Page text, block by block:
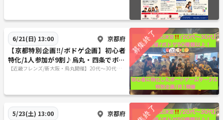
6/21(日) 13:00 京都府
【京都特別企画‼️/ボドゲ企画】初心者
特化/1人参加が9割♪烏丸・四条でボー
ドゲーム企画/20代〜30代向け
【近畿フレンズ/新大阪・烏丸開催】20代〜30代向
5/23(土) 13:00 京都府